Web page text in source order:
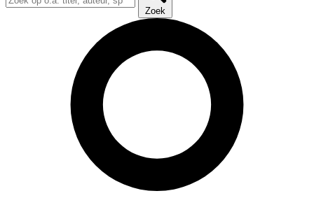
Zoek